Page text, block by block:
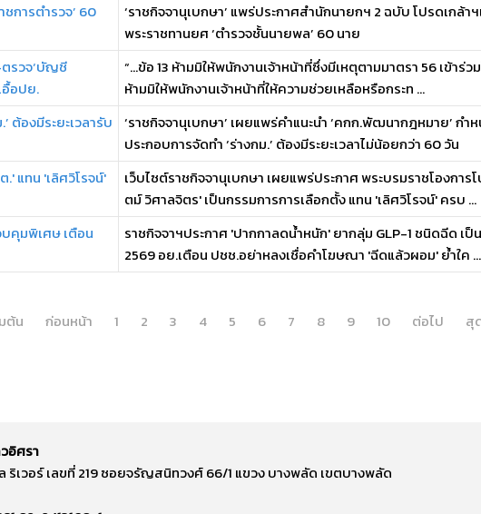
การตำรวจ’ 60
‘ราชกิจจานุเบกษา’ แพร่ประกาศสำนักนายกฯ 2 ฉบับ โปรดเกล้า
พระราชทานยศ ‘ตำรวจชั้นนายพล’ 60 นาย
ตรวจ‘บัญชี
อื้อปย.
“…ข้อ 13 ห้ามมิให้พนักงานเจ้าหน้าที่ซึ่งมีเหตุตามมาตรา 56 เข้า
ห้ามมิให้พนักงานเจ้าหน้าที่ให้ความช่วยเหลือหรือกระท ...
ต้องมีระยะเวลารับ
‘ราชกิจจานุเบกษา’ เผยแพร่คำแนะนำ ‘คกก.พัฒนากฎหมาย’ ก
ประกอบการจัดทำ ‘ร่างกม.’ ต้องมีระยะเวลาไม่น้อยกว่า 60 วัน
.' แทน 'เลิศวิโรจน์'
เว็บไซต์ราชกิจจานุเบกษา เผยแพร่ประกาศ พระบรมราชโองกา
ตม์ วิศาลจิตร' เป็นกรรมการการเลือกตั้ง แทน 'เลิศวิโรจน์' ครบ ...
คุมพิเศษ เตือน
ราชกิจจาฯประกาศ 'ปากกาลดน้ำหนัก' ยากลุ่ม GLP-1 ชนิดฉีด เ
2569 อย.เตือน ปชช.อย่าหลงเชื่อคำโฆษณา 'ฉีดแล้วผอม' ย้ำใค ...
ต้น
ก่อนหน้า 1 2 3 4 5 6 7 8 9 10 ต่อไป สุ
อิศรา
ริเวอร์ เลขที่ 219 ซอยจรัญสนิทวงศ์ 66/1 แขวง บางพลัด เขตบางพลัด